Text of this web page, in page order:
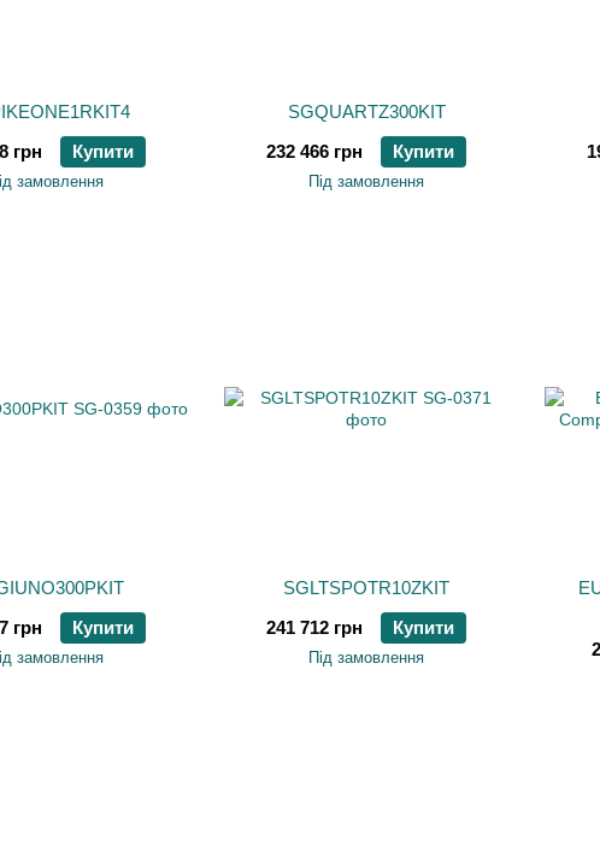
грн
Купити
замовлення
SGQUARTZ300KIT
232 466 грн
Купити
Під замовлення
грн
Купити
замовлення
SGLTSPOTR10ZKIT
241 712 грн
Купити
Під замовлення